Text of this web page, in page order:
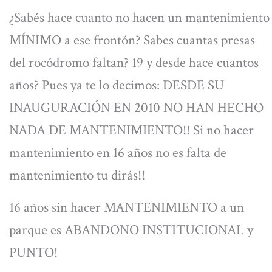
¿Sabés hace cuanto no hacen un mantenimiento
MÍNIMO a ese frontón? Sabes cuantas presas
del rocódromo faltan? 19 y desde hace cuantos
años? Pues ya te lo decimos: DESDE SU
INAUGURACIÓN EN 2010 NO HAN HECHO
NADA DE MANTENIMIENTO!! Si no hacer
mantenimiento en 16 años no es falta de
mantenimiento tu dirás!!
16 años sin hacer MANTENIMIENTO a un
parque es ABANDONO INSTITUCIONAL y
PUNTO!